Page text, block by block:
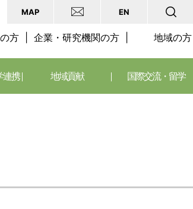
MAP EN
方 企業・研究機関の方 地域の方
連携 地域貢献 国際交流・留学